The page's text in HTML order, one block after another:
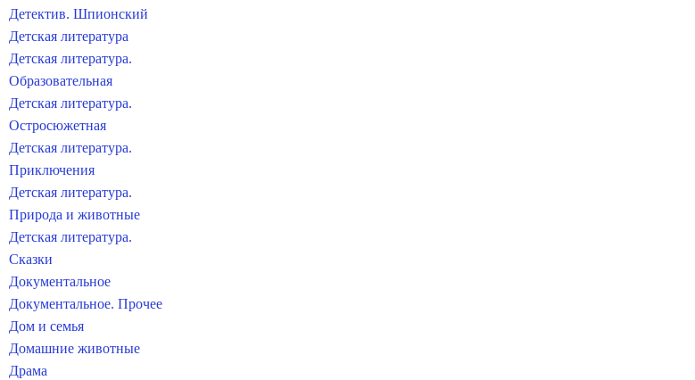
Детектив. Шпионский
Детская литература
Детская литература.
Образовательная
Детская литература.
Остросюжетная
Детская литература.
Приключения
Детская литература.
Природа и животные
Детская литература.
Сказки
Документальное
Документальное. Прочее
Дом и семья
Домашние животные
Драма